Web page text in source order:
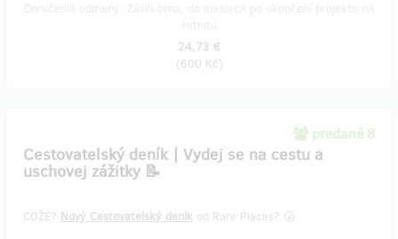
24,73 €
(600 Kč)
predané 8
Cestovatelský deník | Vydej se na cestu a
uschovej zážitky 📝
COŽE? Nový Cestovatelský deník od Rare Places? 😲